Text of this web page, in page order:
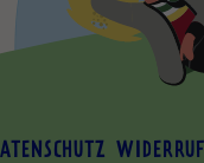
WIDERRUF